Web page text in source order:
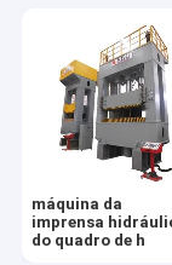
máquina da
imprensa
do quadro de h